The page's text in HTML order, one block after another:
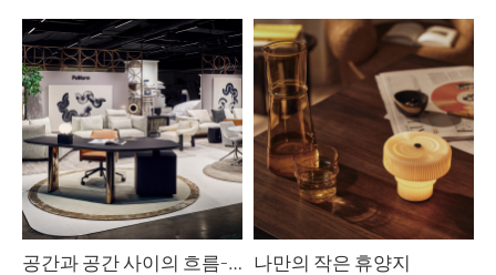
공간과 공간 사이의 흐름-폴리폼 ‘ART OF LIVING SPACE’ 팝업 나만의 작은 휴양지